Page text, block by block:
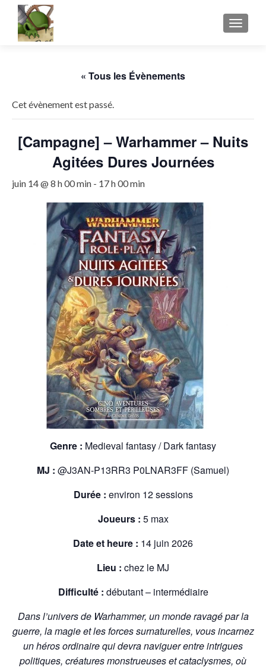
« Tous les Évènements
Cet évènement est passé.
[Campagne] – Warhammer – Nuits
Agitées Dures Journées
juin 14 @ 8 h 00 min - 17 h 00 min
Genre : Medieval fantasy / Dark fantasy
MJ : @J3AN-P13RR3 P0LNAR3FF (Samuel)
Durée : environ 12 sessions
Joueurs : 5 max
Date et heure : 14 juin 2026
Lieu : chez le MJ
Difficulté : débutant – intermédiaire
Dans l’univers de Warhammer, un monde ravagé par la
guerre, la magie et les forces surnaturelles, vous incarnez
un héros ordinaire qui devra naviguer entre intrigues
politiques, créatures monstrueuses et cataclysmes, où